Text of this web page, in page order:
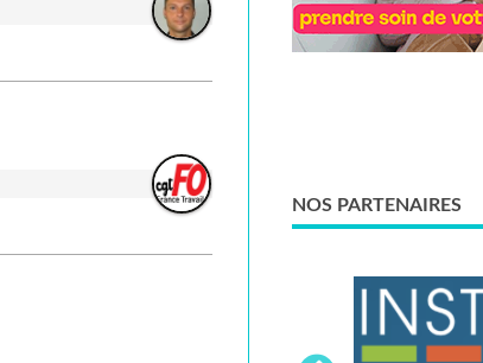
NOS PARTENAIRES